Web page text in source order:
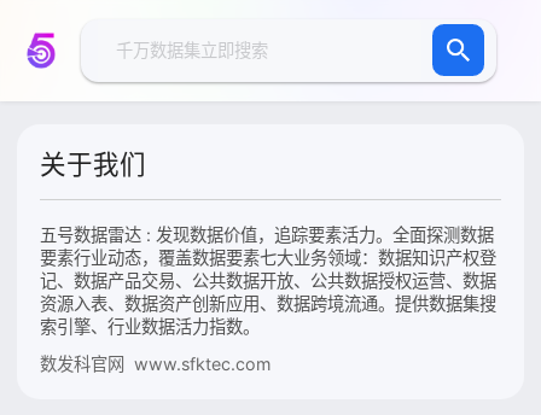
关于我们
五号数据雷达 : 发现数据价值，追踪要素活力。全面探测数据
要素行业动态，覆盖数据要素七大业务领域：数据知识产权登
记、数据产品交易、公共数据开放、公共数据授权运营、数据
资源入表、数据资产创新应用、数据跨境流通。提供数据集搜
索引擎、行业数据活力指数。
数发科官网 www.sfktec.com